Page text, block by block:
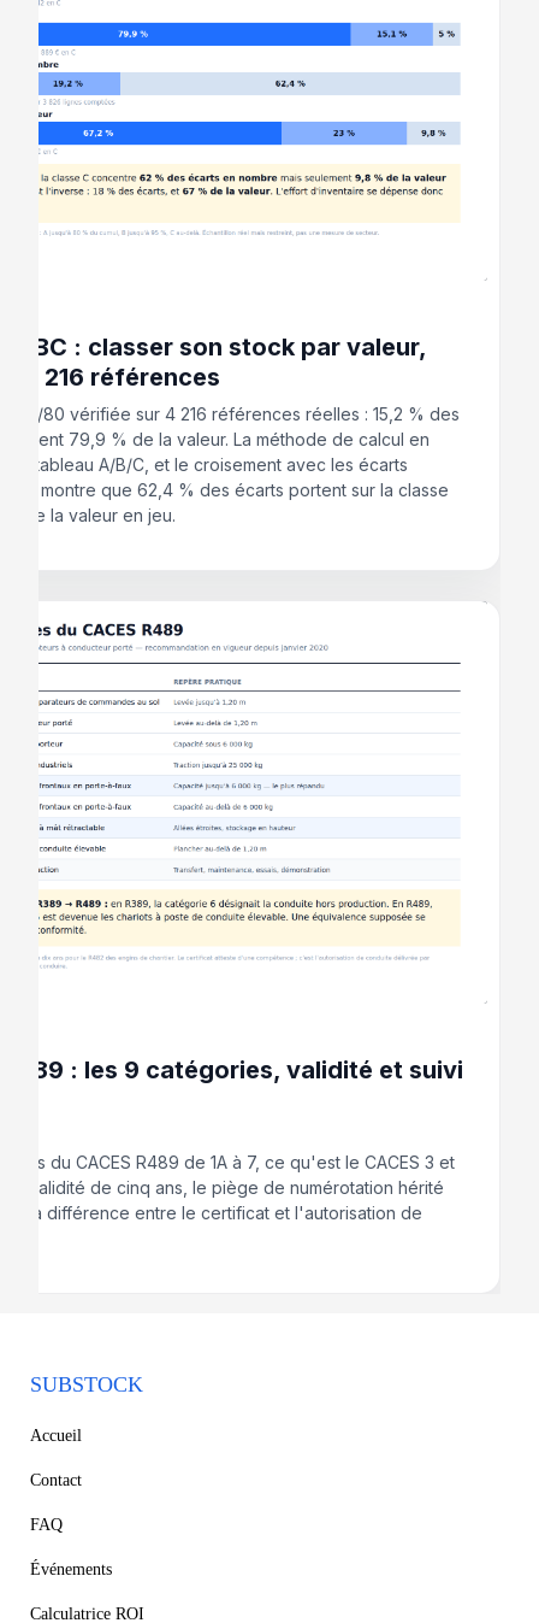
ABC : classer son stock par valeur,
4 216 références
20/80 vérifiée sur 4 216 références réelles : 15,2 % des
79,9 % de la valeur. La méthode de calcul en
le tableau A/B/C, et le croisement avec les écarts
qui montre que 62,4 % des écarts portent sur la classe
de la valeur en jeu.
R489 : les 9 catégories, validité et suivi
du CACES R489 de 1A à 7, ce qu'est le CACES 3 et
la validité de cinq ans, le piège de numérotation hérité
et la différence entre le certificat et l'autorisation de
SUBSTOCK
Accueil
Contact
FAQ
Événements
Calculatrice ROI